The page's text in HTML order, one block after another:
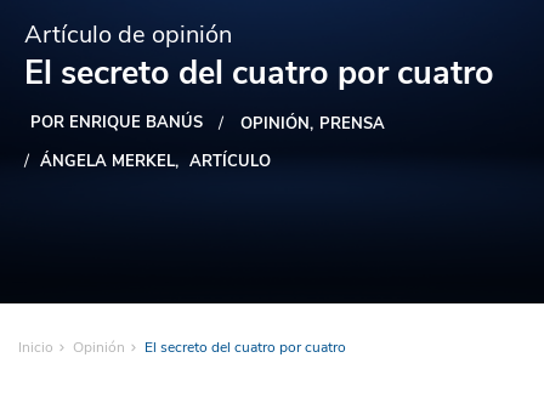
Artículo de opinión
El secreto del cuatro por cuatro
POR ENRIQUE BANÚS OPINIÓN PRENSA
ÁNGELA MERKEL
ARTÍCULO
Inicio Opinión El secreto del cuatro por cuatro